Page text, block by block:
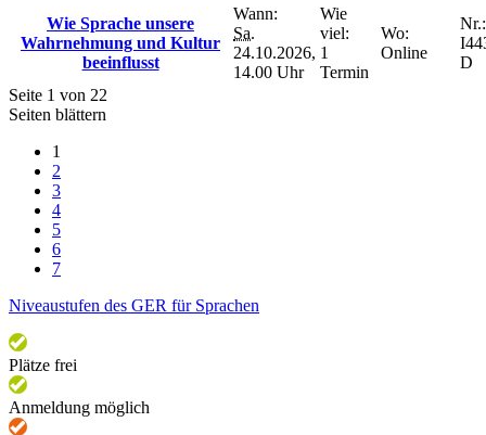
Wie Sprache unsere
Wahrnehmung und Kultur
beeinflusst
Wann:
Sa.
24.10.2026,
14.00 Uhr
Wie
viel:
1
Termin
Wo:
Online
Nr.:
D
Seite 1 von 22
Seiten blättern
1
2
3
4
5
6
7
Niveaustufen des GER für Sprachen
Plätze frei
Anmeldung möglich